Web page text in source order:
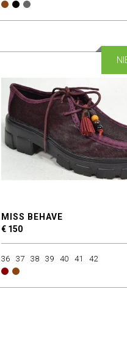
MISS BEHAVE
€ 150
36 37 38 39 40 41 42